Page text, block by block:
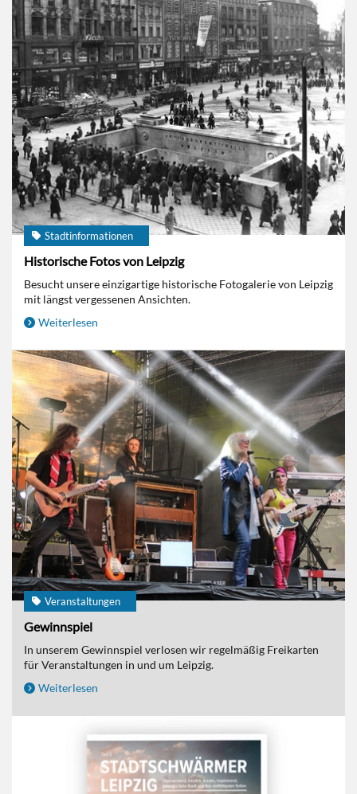
Stadtinformationen
Historische Fotos von Leipzig
Besucht unsere einzigartige historische Fotogalerie von Leipzig
mit längst vergessenen Ansichten.
Weiterlesen
Veranstaltungen
Gewinnspiel
In unserem Gewinnspiel verlosen wir regelmäßig Freikarten
für Veranstaltungen in und um Leipzig.
Weiterlesen